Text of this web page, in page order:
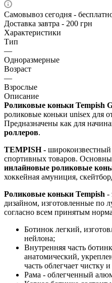
Самовывоз сегодня -
Доставка завтра - 200 грн
Характеристики
Тип
—
Одноразмерные
Возраст
—
Взрослые
Описание
Роликовые коньки Tempish
роликовые коньки unisex для
Предназначены как для
роллеров.
TEMPISH -
спортивных товаров.
инлайновые роликовые
хоккейная амуниция,
Роликовые коньки Tempish -
дизайном, изготовленные по
согласно всем принятым
Ботинок легкий,
нейлона;
Внутренняя часть
анатомический,
часть облегчает чистку
Рама - облегченный